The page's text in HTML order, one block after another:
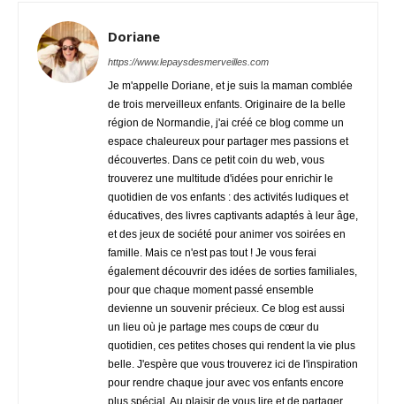
Doriane
https://www.lepaysdesmerveilles.com
Je m'appelle Doriane, et je suis la maman comblée
de trois merveilleux enfants. Originaire de la belle
région de Normandie, j'ai créé ce blog comme un
espace chaleureux pour partager mes passions et
découvertes. Dans ce petit coin du web, vous
trouverez une multitude d'idées pour enrichir le
quotidien de vos enfants : des activités ludiques et
éducatives, des livres captivants adaptés à leur âge,
et des jeux de société pour animer vos soirées en
famille. Mais ce n'est pas tout ! Je vous ferai
également découvrir des idées de sorties familiales,
pour que chaque moment passé ensemble
devienne un souvenir précieux. Ce blog est aussi
un lieu où je partage mes coups de cœur du
quotidien, ces petites choses qui rendent la vie plus
belle. J'espère que vous trouverez ici de l'inspiration
pour rendre chaque jour avec vos enfants encore